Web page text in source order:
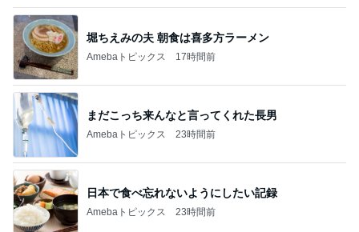
堀ちえみの夫 朝食は喜多方ラーメン
Amebaトピックス 17時間前
まだこっち来んなと言ってくれた長男
Amebaトピックス 23時間前
日本で食べ忘れないようにしたい記録
Amebaトピックス 23時間前